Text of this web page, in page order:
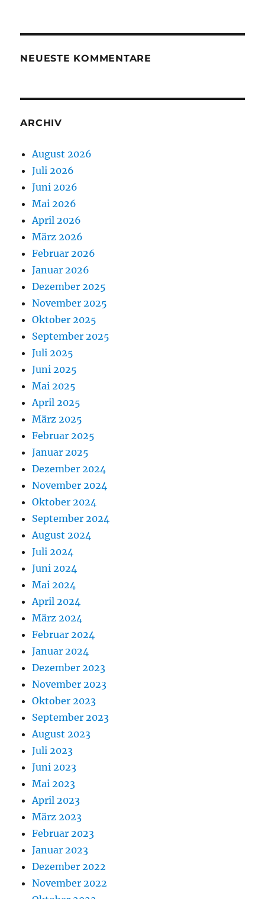
NEUESTE KOMMENTARE
ARCHIV
August 2026
Juli 2026
Juni 2026
Mai 2026
April 2026
März 2026
Februar 2026
Januar 2026
Dezember 2025
November 2025
Oktober 2025
September 2025
Juli 2025
Juni 2025
Mai 2025
April 2025
März 2025
Februar 2025
Januar 2025
Dezember 2024
November 2024
Oktober 2024
September 2024
August 2024
Juli 2024
Juni 2024
Mai 2024
April 2024
März 2024
Februar 2024
Januar 2024
Dezember 2023
November 2023
Oktober 2023
September 2023
August 2023
Juli 2023
Juni 2023
Mai 2023
April 2023
März 2023
Februar 2023
Januar 2023
Dezember 2022
November 2022